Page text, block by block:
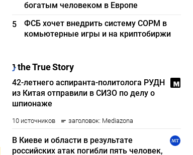
богатым человеком в Европе
5
ФСБ хочет внедрить систему СОРМ в
комьютерные игры и на криптобиржи